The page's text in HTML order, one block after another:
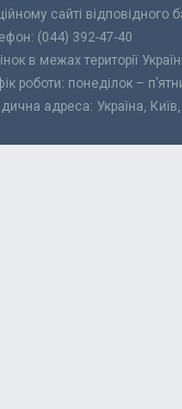
сайті відповідного
(044) 392-47-40
в межах території
роботи: понеділок –
адреса: Україна,